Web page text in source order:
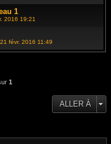
1
2016 19:21
févr. 2016 11:49
1
ALLER À